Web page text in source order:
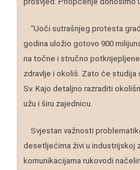
“Uoči sutrašnjeg protesta
godina uložio gotovo 900
na točne i stručno
zdravlje i okoliš. Zato će studija
Sv. Kajo detaljno razraditi
užu i širu zajednicu.
Svjestan važnosti
desetljećima živi u industrijskoj
komunikacijama rukovodi